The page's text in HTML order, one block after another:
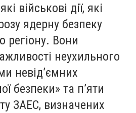
військові дії, які
ядерну безпеку
регіону. Вони
неухильного
невід’ємних
безпеки» та п’яти
ЗАЕС, визначених